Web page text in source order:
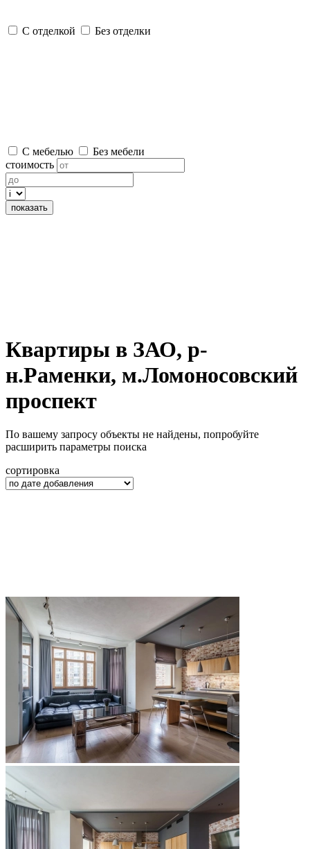
С отделкой Без отделки
С мебелью
Без мебели
стоимость
показать
Квартиры в ЗАО, р-
н.Раменки, м.Ломоносовский
проспект
По вашему запросу объекты не найдены, попробуйте
расширить параметры поиска
сортировка